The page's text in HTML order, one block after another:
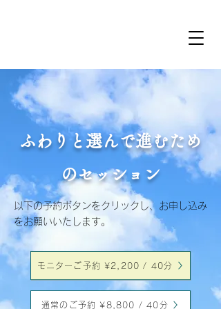
ふわりと選んで進むため
のセッション
以下の予約ボタンをクリックし、お申し込み
をお願いいたします。
モニターご予約 ¥2,200 / 40分
通常のご予約 ¥8,800 / 40分